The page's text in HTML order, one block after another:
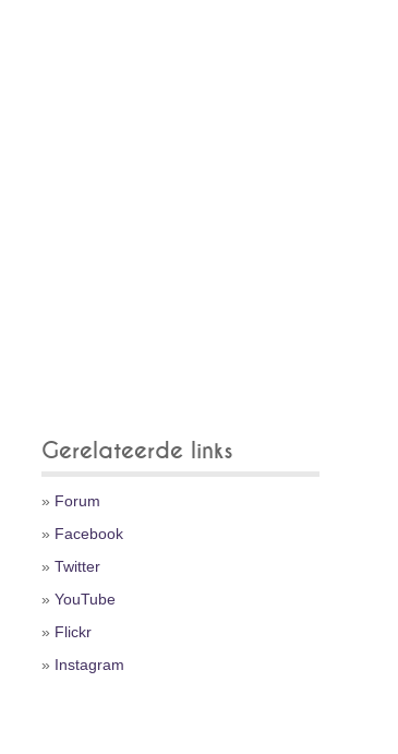
Gerelateerde links
» Forum
» Facebook
» Twitter
» YouTube
» Flickr
» Instagram